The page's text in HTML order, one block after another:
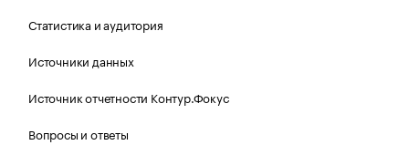
Статистика и аудитория
Источники данных
Источник отчетности Контур.Фокус
Вопросы и ответы